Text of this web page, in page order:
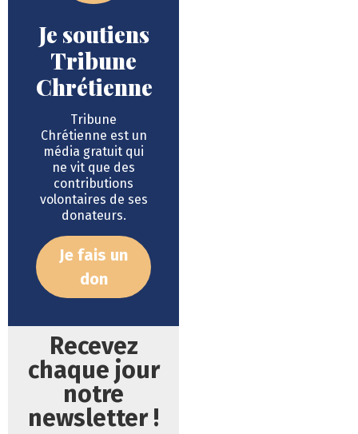
Je soutiens
Tribune
Chrétienne
Tribune
Chrétienne est un
média gratuit qui
ne vit que des
contributions
volontaires de ses
donateurs.
Je fais un
don
Recevez
chaque jour
notre
newsletter !